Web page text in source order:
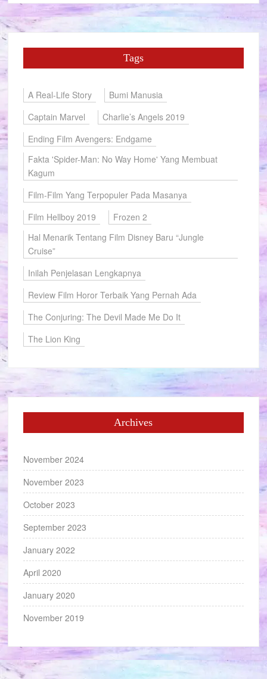
Tags
A Real-Life Story
Bumi Manusia
Captain Marvel
Charlie’s Angels 2019
Ending Film Avengers: Endgame
Fakta 'Spider-Man: No Way Home' Yang Membuat
Kagum
Film-Film Yang Terpopuler Pada Masanya
Film Hellboy 2019
Frozen 2
Hal Menarik Tentang Film Disney Baru “Jungle
Cruise”
Inilah Penjelasan Lengkapnya
Review Film Horor Terbaik Yang Pernah Ada
The Conjuring: The Devil Made Me Do It
The Lion King
Archives
November 2024
November 2023
October 2023
September 2023
January 2022
April 2020
January 2020
November 2019